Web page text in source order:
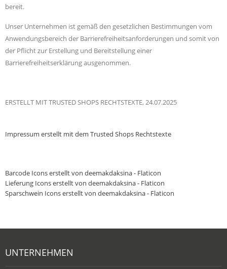
bereit.
Unser Unternehmen ist gemäß den gesetzlichen Bestimmungen vom
Anwendungsbereich der Barrierefreiheitsanforderungen und somit von
der Pflicht zur Erstellung und Bereitstellung einer
Barrierefreiheitserklärung ausgenommen.
ERSTELLT MIT TRUSTED SHOPS RECHTSTEXTE, 24.07.2025
Impressum erstellt mit dem Trusted Shops Rechtstexte
Barcode Icons erstellt von deemakdaksina - Flaticon
Lieferung Icons erstellt von deemakdaksina - Flaticon
Sparschwein Icons erstellt von deemakdaksina - Flaticon
UNTERNEHMEN